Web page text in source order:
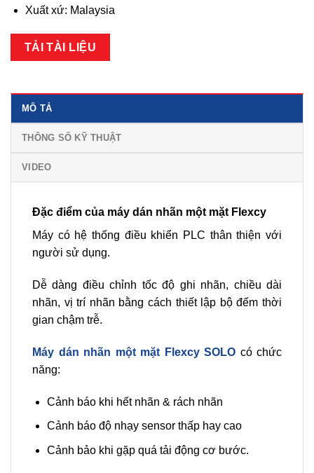
Xuất xứ: Malaysia
TẢI TÀI LIỆU
MÔ TẢ
THÔNG SỐ KỸ THUẬT
VIDEO
Đặc điểm của máy dán nhãn một mặt Flexcy
Máy có hệ thống điều khiển PLC thân thiện với
người sử dụng.
Dễ dàng điều chỉnh tốc độ ghi nhãn, chiều dài
nhãn, vị trí nhãn bằng cách thiết lập bộ đếm thời
gian chậm trễ.
Máy dán nhãn một mặt Flexcy SOLO có chức
năng:
Cảnh báo khi hết nhãn & rách nhãn
Cảnh báo độ nhạy sensor thấp hay cao
Cảnh bảo khi gặp quá tải động cơ bước.